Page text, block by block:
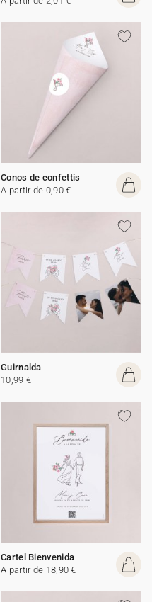
Conos de confettis
A partir de 0,90 €
Guirnalda
10,99 €
Cartel Bienvenida
A partir de 18,90 €